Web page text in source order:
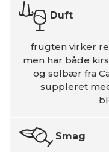
Duft
frugten virker
men har både
og solbær fra
suppleret
Smag